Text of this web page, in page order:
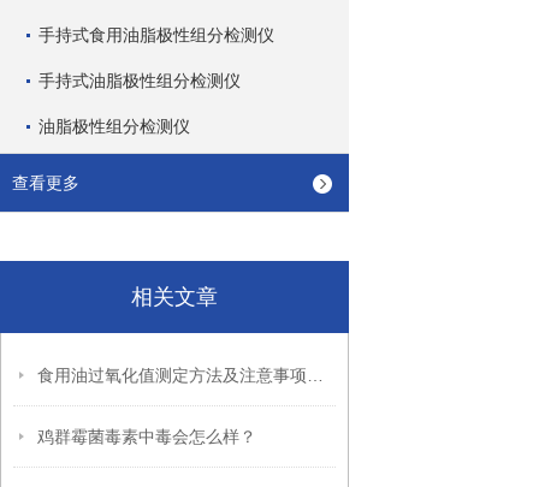
手持式食用油脂极性组分检测仪
手持式油脂极性组分检测仪
油脂极性组分检测仪
查看更多
相关文章
鸡群霉菌毒素中毒会怎么样？